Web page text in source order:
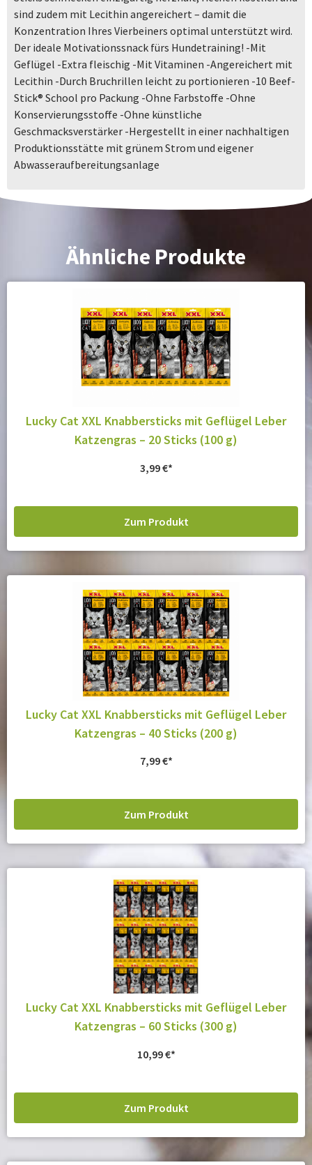
sind zudem mit Lecithin angereichert – damit die
Konzentration Ihres Vierbeiners optimal unterstützt wird.
Der ideale Motivationssnack fürs Hundetraining! -Mit
Geflügel -Extra fleischig -Mit Vitaminen -Angereichert mit
Lecithin -Durch Bruchrillen leicht zu portionieren -10 Beef-
Stick® School pro Packung -Ohne Farbstoffe -Ohne
Konservierungsstoffe -Ohne künstliche
Geschmacksverstärker -Hergestellt in einer nachhaltigen
Produktionsstätte mit grünem Strom und eigener
Abwasseraufbereitungsanlage
Ähnliche Produkte
Lucky Cat XXL Knabbersticks mit Geflügel Leber
Katzengras – 20 Sticks (100 g)
3,99€
Zum Produkt
Lucky Cat XXL Knabbersticks mit Geflügel Leber
Katzengras – 40 Sticks (200 g)
7,99€
Zum Produkt
Lucky Cat XXL Knabbersticks mit Geflügel Leber
Katzengras – 60 Sticks (300 g)
10,99€
Zum Produkt